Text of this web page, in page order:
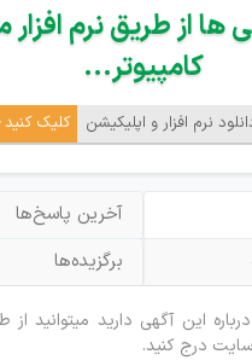
ها از طریق نرم افزار
کامپیوتر...
نرم افزار و اپلیکیشن کلیک کنید
آخرین پاسخ‌ها
برگزیده‌ها
این آگهی دارید میتوانید از
درج کنید.